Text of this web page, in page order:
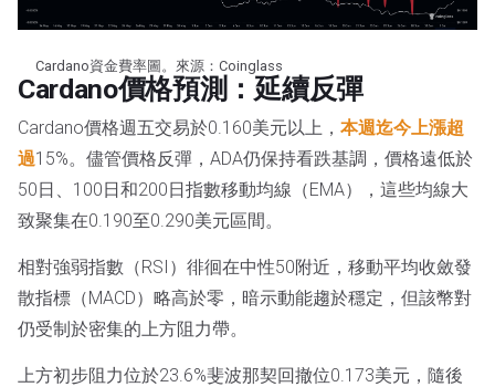
Cardano資金費率圖。來源：Coinglass
Cardano價格預測：延續反彈
Cardano價格週五交易於0.160美元以上， 本週迄今上漲超
過15%。儘管價格反彈，ADA仍保持看跌基調，價格遠低於
50日、100日和200日指數移動均線（EMA），這些均線大
致聚集在0.190至0.290美元區間。
相對強弱指數（RSI）徘徊在中性50附近，移動平均收斂發
散指標（MACD）略高於零，暗示動能趨於穩定，但該幣對
仍受制於密集的上方阻力帶。
上方初步阻力位於23.6%斐波那契回撤位0.173美元，隨後